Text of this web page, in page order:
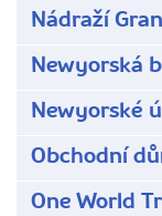
Nádraží
Newyorská
Newyorské
Obchodní
One World